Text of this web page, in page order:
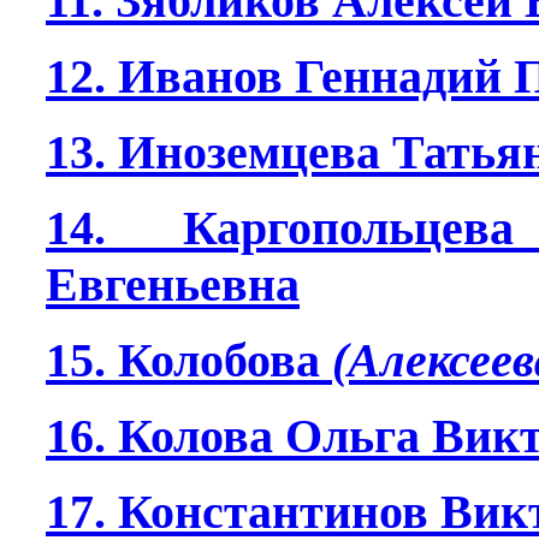
12. Иванов Геннадий
13. Иноземцева
14.
Евгеньевна
15. Колобова
16. Колова Ольга
17. Константинов